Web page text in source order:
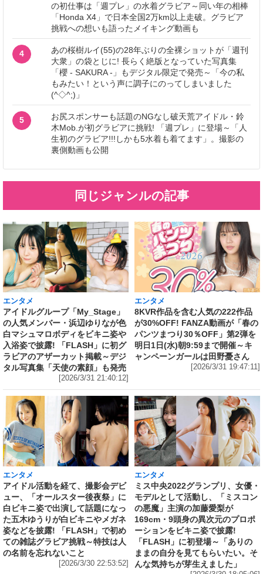
の初仕事は「週プレ」の水着グラビア～同い年の相棒
「Honda X4」で日本全国2万km以上走破。グラビア
挑戦への想いも語ったメイキング動画も
4
あの桜樹ルイ(55)の28年ぶりの全裸ショットが「週刊
大衆」の袋とじに! 長らく絶版となっていた写真集
「櫻 - SAKURA -」もデジタル限定で発売～「今の私
もみたい！という声に調子にのってしまいました
(^◇^;)」
5
お尻スポンサーも話題のNGなし破天荒アイドル・鈴
木Mob.が初グラビアに挑戦! 「週プレ」に登場～「人
生初のグラビア!!!しかも5水着も着てます」。撮影の
裏側動画も公開
同じジャンルの記事
エンタメ
アイドルグループ「My_Stage」
の人気メンバー・浜辺ゆりなが色
白マシュマロボディをビキニ姿や
入浴姿で披露! 「FLASH」に初グ
ラビアのアザーカット掲載～デジ
タル写真集「天使の素顔」も発売
[2026/3/31 21:40:12]
エンタメ
8KVR作品を含む人気の222作品
が30%OFF! FANZA動画が「春の
パンツまつり30％OFF」第2弾を
明日1日(水)朝9:59まで開催～キ
ャンペーンガールは田野憂さん
[2026/3/31 19:47:11]
エンタメ
アイドル活動を経て、撮影会デビ
ュー、「オールスター後夜祭」に
白ビキニ姿で出演して話題になっ
た五木ゆうりが白ビキニやメガネ
姿などを披露! 「FLASH」で初め
ての雑誌グラビア挑戦～特技は人
の名前を忘れないこと
[2026/3/30 22:53:52]
エンタメ
ミス中央2022グランプリ、女優・
モデルとして活動し、「ミスコン
の悪魔」主演の加藤愛梨が
169cm・9頭身の異次元のプロポ
ーションをビキニ姿で披露!
「FLASH」に初登場～「ありの
ままの自分を見てもらいたい。そ
んな気持ちが芽生えました」